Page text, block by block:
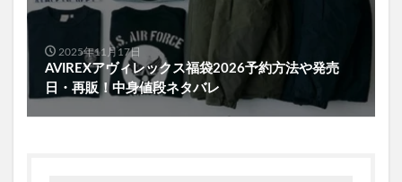
2025年11月17日
AVIREXアヴィレックス福袋2026予約方法や発売
日・再販！中身値段ネタバレ